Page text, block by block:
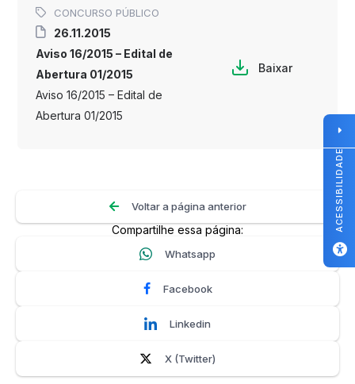
CONCURSO PÚBLICO
26.11.2015
Aviso 16/2015 – Edital de
Abertura 01/2015
Aviso 16/2015 – Edital de
Abertura 01/2015
Baixar
Voltar a página anterior
Compartilhe essa página:
Whatsapp
Facebook
Linkedin
X (Twitter)
ACESSIBILIDADE